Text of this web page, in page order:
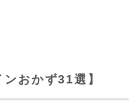
おかず31選】